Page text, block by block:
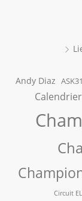
Andy Diaz ASK31
Calendrier
Circuit